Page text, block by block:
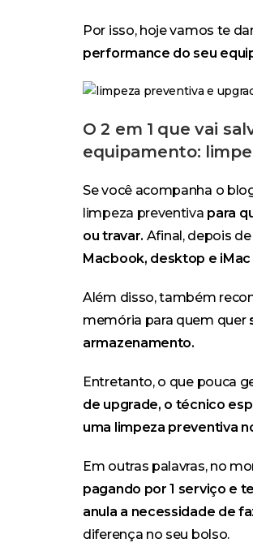
Por isso, hoje vamos te
performance do seu
O 2 em 1 que vai
equipamento:
Se você acompanha o
limpeza preventiva para
ou travar. Afinal, depois
Macbook, desktop e
Além disso, também
memória para quem quer
armazenamento.
Entretanto, o que pouca
de upgrade, o técnico
uma limpeza preventiva
Em outras palavras, no
pagando por 1 serviço e
anula a necessidade de
diferença no seu bolso.